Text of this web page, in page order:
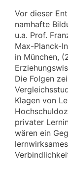
Vor dieser
namhafte
u.a. Prof.
Max-Planck-
in München,
Die Folgen
Klagen von
privater
wären ein